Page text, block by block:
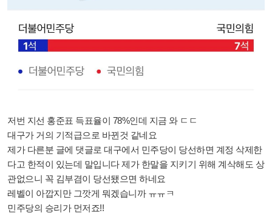
저번 지선 홍준표 득표율이 78%인데 지금 와 ㄷㄷ
대구가 거의 기적급으로 바뀐것 같네요
제가 다른분 글에 댓글로 대구에서 민주당이 당선하면 계정 삭제한
다고 한적이 있는데 말입니다 제가 한말을 지키기 위해 계삭해도 상
관없으니 꼭 김부겸이 당선됐으면 하네요
레벨이 아깝지만 그깟게 뭐겠습니까 ㅠㅠㅋ
민주당의 승리가 먼저죠!!